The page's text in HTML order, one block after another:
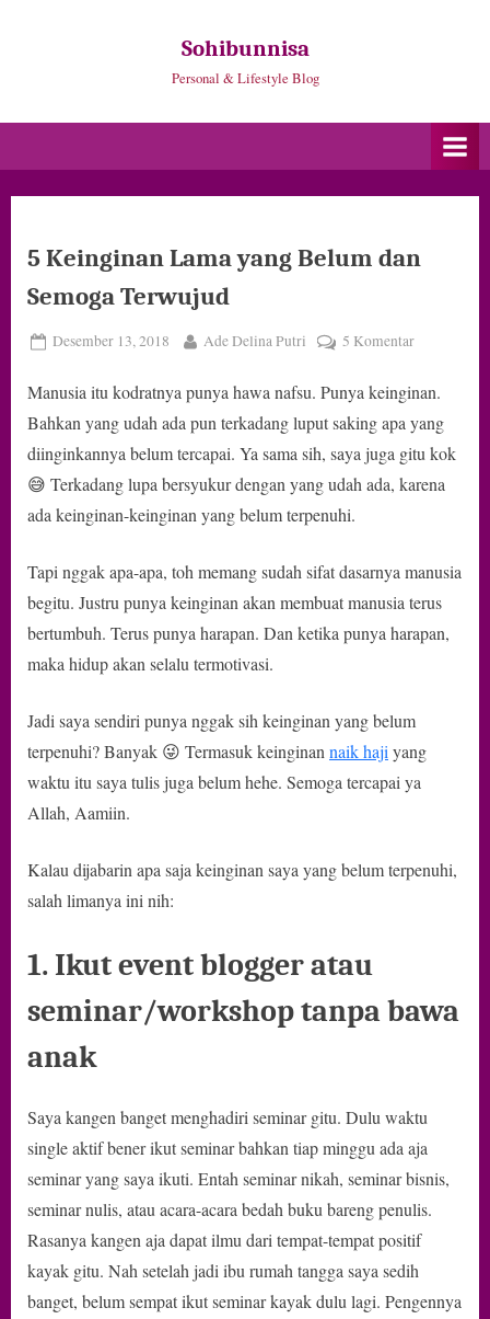
Sohibunnisa
Personal & Lifestyle Blog
5 Keinginan Lama yang Belum dan
Semoga Terwujud
Posted
Desember 13, 2018 By
Ade Delina Putri 5 Komentarpada
Keinginan
Belum
dan
Manusia itu kodratnya punya hawa nafsu. Punya keinginan.
Bahkan yang udah ada pun terkadang luput saking apa yang
diinginkannya belum tercapai. Ya sama sih, saya juga gitu kok
😅 Terkadang lupa bersyukur dengan yang udah ada, karena
ada keinginan-keinginan yang belum terpenuhi.
Tapi nggak apa-apa, toh memang sudah sifat dasarnya manusia
begitu. Justru punya keinginan akan membuat manusia terus
bertumbuh. Terus punya harapan. Dan ketika punya harapan,
maka hidup akan selalu termotivasi.
Jadi saya sendiri punya nggak sih keinginan yang belum
terpenuhi? Banyak 😜 Termasuk keinginan naik haji yang
waktu itu saya tulis juga belum hehe. Semoga tercapai ya
Allah, Aamiin.
Kalau dijabarin apa saja keinginan saya yang belum terpenuhi,
salah limanya ini nih:
1. Ikut event blogger atau
seminar/workshop tanpa bawa
anak
Saya kangen banget menghadiri seminar gitu. Dulu waktu
single aktif bener ikut seminar bahkan tiap minggu ada aja
seminar yang saya ikuti. Entah seminar nikah, seminar bisnis,
seminar nulis, atau acara-acara bedah buku bareng penulis.
Rasanya kangen aja dapat ilmu dari tempat-tempat positif
kayak gitu. Nah setelah jadi ibu rumah tangga saya sedih
banget, belum sempat ikut seminar kayak dulu lagi. Pengennya